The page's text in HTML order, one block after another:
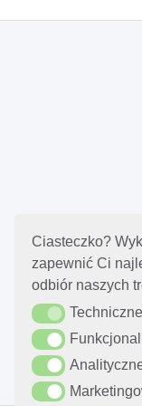
Ciasteczko?
zapewnić Ci
odbiór naszych
Techniczne
Techniczne
Funkcjonalne
Analityczne
Marketingowe